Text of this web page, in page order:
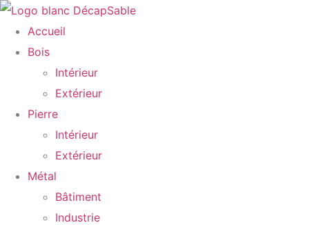
Accueil
Bois
Intérieur
Extérieur
Pierre
Intérieur
Extérieur
Métal
Bâtiment
Industrie